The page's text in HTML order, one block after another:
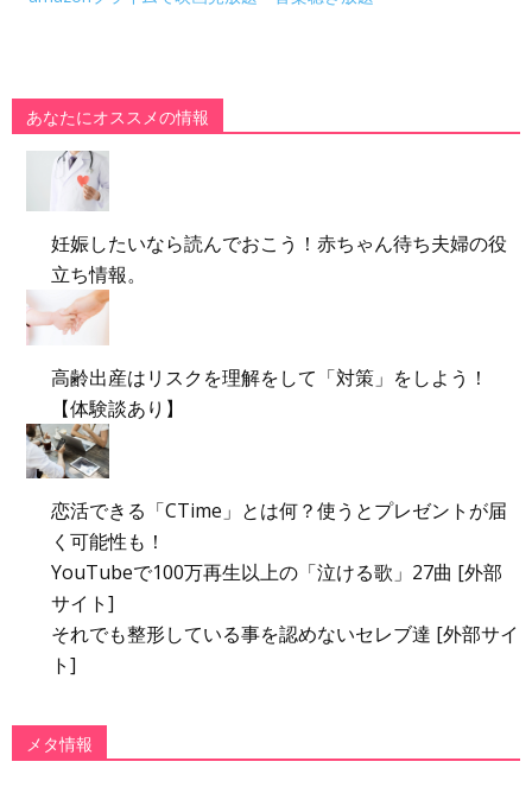
あなたにオススメの情報
妊娠したいなら読んでおこう！赤ちゃん待ち夫婦の役
立ち情報。
高齢出産はリスクを理解をして「対策」をしよう！
【体験談あり】
恋活できる「CTime」とは何？使うとプレゼントが届
く可能性も！
YouTubeで100万再生以上の「泣ける歌」27曲 [外部
サイト]
それでも整形している事を認めないセレブ達 [外部サイ
ト]
メタ情報